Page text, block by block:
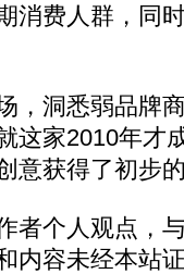
消费人群，同
洞悉弱品牌
这家2010年才
意获得了初步
个人观点，
内容未经本站